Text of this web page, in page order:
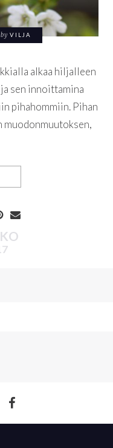
by VILJA
alkaa hiljalleen
sen innoittamina
pihahommiin. Pihan
muodonmuutoksen,
KIRSIKKAPUU JA